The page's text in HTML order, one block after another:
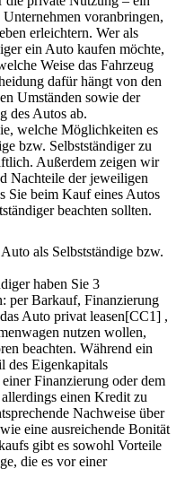
voranbringen,
erleichtern. Wer als
ein Auto kaufen möchte,
Weise das Fahrzeug
dafür hängt von den
Umständen sowie der
des Autos ab.
welche Möglichkeiten es
bzw. Selbstständiger zu
Außerdem zeigen wir
Nachteile der jeweiligen
Sie beim Kauf eines Autos
beachten sollten.
als Selbstständige bzw.
haben Sie 3
per Barkauf, Finanzierung
Auto privat leasen[CC1] ,
nutzen wollen,
beachten. Während ein
des Eigenkapitals
Finanzierung oder dem
einen Kredit zu
Nachweise über
eine ausreichende Bonität
gibt es sowohl Vorteile
die es vor einer